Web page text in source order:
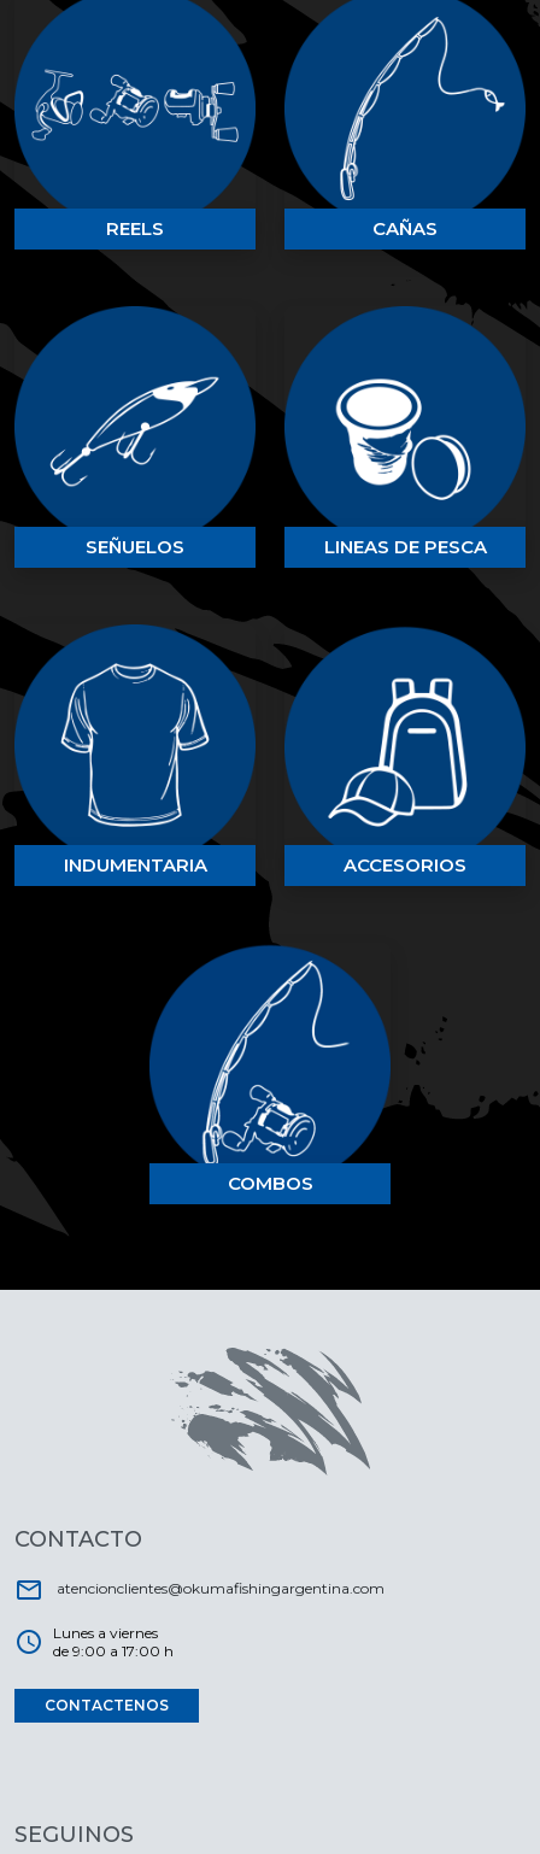
REELS CAÑAS
SEÑUELOS LINEAS DE PESCA
INDUMENTARIA ACCESORIOS
COMBOS
CONTACTO
email atencionclientes@okumafishingargentina.com
schedule
Lunes a viernes
de 9:00 a 17:00 h
CONTACTENOS
SEGUINOS